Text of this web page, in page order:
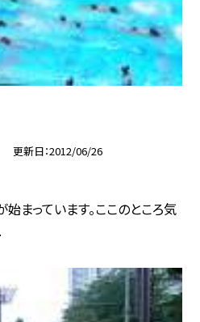
更新日 2012/06/26
始まっています。ここのところ気